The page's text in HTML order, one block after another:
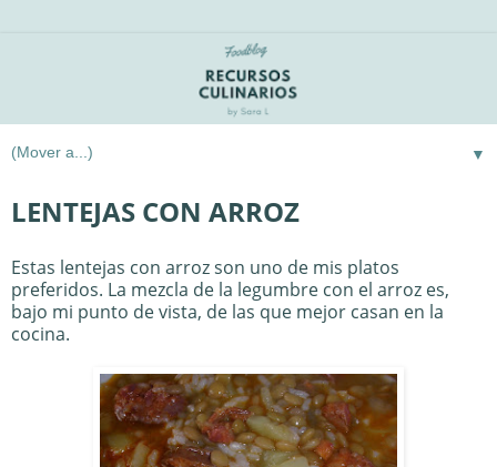
▼
LENTEJAS CON ARROZ
Estas lentejas con arroz son uno de mis platos
preferidos. La mezcla de la legumbre con el arroz es,
bajo mi punto de vista, de las que mejor casan en la
cocina.